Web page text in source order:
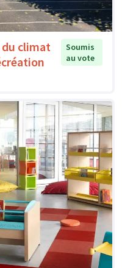
climat
Soumis
au vote